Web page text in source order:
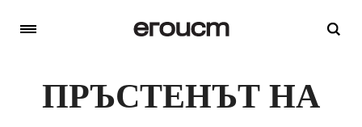
ПРЪСТЕНЪТ НА